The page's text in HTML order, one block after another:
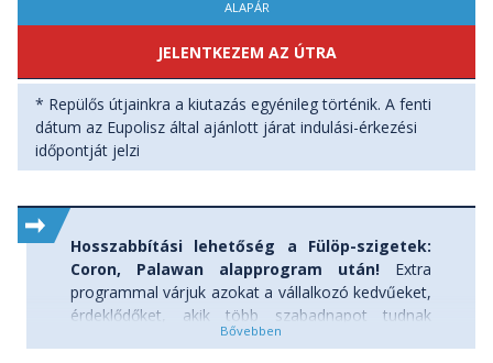
ALAPÁR
JELENTKEZEM AZ ÚTRA
* Repülős útjainkra a kiutazás egyénileg történik. A fenti
dátum az Eupolisz által ajánlott járat indulási-érkezési
időpontját jelzi
Hosszabbítási lehetőség a Fülöp-szigetek:
Coron, Palawan alapprogram után! Extra
programmal várjuk azokat a vállalkozó kedvűeket,
érdeklődőket, akik több szabadnapot tudnak
szánni erre a csodálatos térségre, hogy velünk